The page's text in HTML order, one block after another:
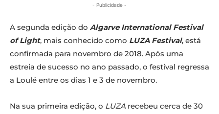
- Publicidade -
A segunda edição do Algarve International Festival
of Light, mais conhecido como LUZA Festival, está
confirmada para novembro de 2018. Após uma
estreia de sucesso no ano passado, o festival regressa
a Loulé entre os dias 1 e 3 de novembro.
Na sua primeira edição, o LUZA recebeu cerca de 30